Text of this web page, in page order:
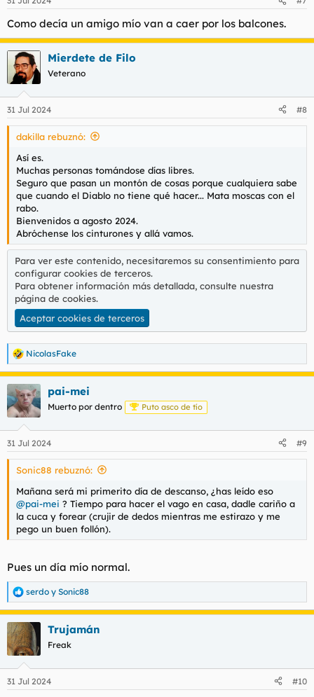
Como decía un amigo mío van a caer por los balcones.
Mierdete de Filo
Veterano
31 Jul 2024 #8
dakilla rebuznó:
Así es.
Muchas personas tomándose días libres.
Seguro que pasan un montón de cosas porque cualquiera sabe
que cuando el Diablo no tiene qué hacer... Mata moscas con el
rabo.
Bienvenidos a agosto 2024.
Abróchense los cinturones y allá vamos.
Para ver este contenido, necesitaremos su consentimiento para
configurar cookies de terceros.
Para obtener información más detallada, consulte nuestra
página de cookies.
Aceptar cookies de terceros
R
e
a
c
c
i
e
s
NicolasFake
pai-mei
Muerto por dentro Puto asco de tío
31 Jul 2024 #9
Sonic88 rebuznó:
Mañana será mi primerito día de descanso, ¿has leído eso
@pai-mei ? Tiempo para hacer el vago en casa, dadle cariño a
la cuca y forear (crujir de dedos mientras me estirazo y me
pego un buen follón).
Pues un día mío normal.
R
e
a
c
c
i
e
serdo y Sonic88
Trujamán
Freak
31 Jul 2024 #10